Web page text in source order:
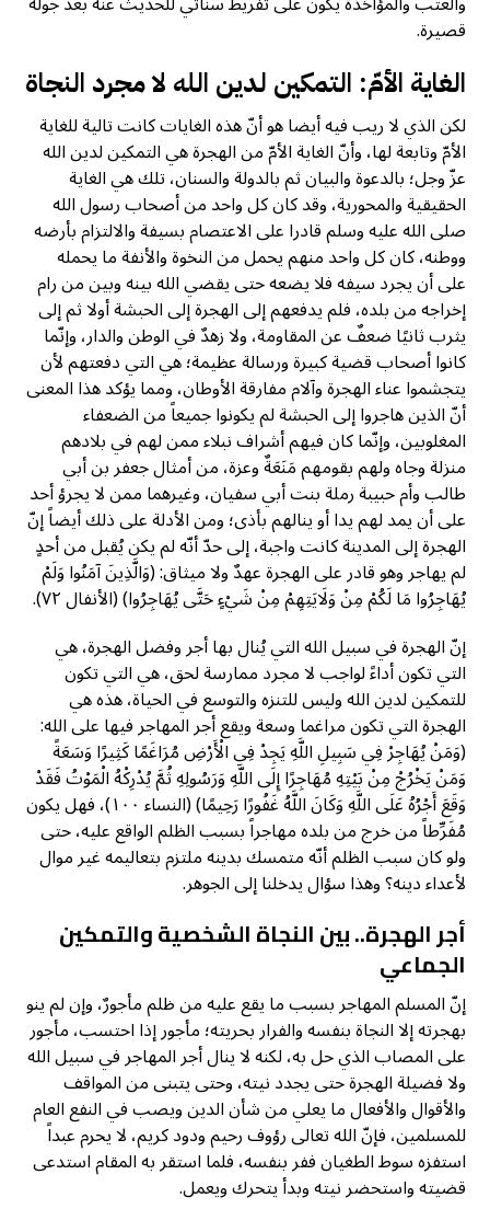
قصيرة.
الغاية الأمّ: التمكين لدين الله لا مجرد النجاة
لكن الذي لا ريب فيه أيضا هو أنّ هذه الغايات كانت تالية للغاية
الأمّ وتابعة لها، وأنّ الغاية الأمّ من الهجرة هي التمكين لدين الله
عزّ وجل؛ بالدعوة والبيان ثم بالدولة والسنان، تلك هي الغاية
الحقيقية والمحورية، وقد كان كل واحد من أصحاب رسول الله
صلى الله عليه وسلم قادرا على الاعتصام بسيفة والالتزام بأرضه
ووطنه، كان كل واحد منهم يحمل من النخوة والأنفة ما يحمله
على أن يجرد سيفه فلا يضعه حتى يقضي الله بينه وبين من رام
إخراجه من بلده، فلم يدفعهم إلى الهجرة إلى الحبشة أولا ثم إلى
يثرب ثانيًا ضعفٌ عن المقاومة، ولا زهدٌ في الوطن والدار، وإنّما
كانوا أصحاب قضية كبيرة ورسالة عظيمة؛ هي التي دفعتهم لأن
يتجشموا عناء الهجرة وآلام مفارقة الأوطان، ومما يؤكد هذا المعنى
أنّ الذين هاجروا إلى الحبشة لم يكونوا جميعاً من الضعفاء
المغلوبين، وإنّما كان فيهم أشراف نبلاء ممن لهم في بلادهم
منزلة وجاه ولهم بقومهم مَنَعَةٌ وعزة، من أمثال جعفر بن أبي
طالب وأم حبيبة رملة بنت أبي سفيان، وغيرهما ممن لا يجرؤ أحد
على أن يمد لهم يدا أو ينالهم بأذى؛ ومن الأدلة على ذلك أيضاً إنّ
الهجرة إلى المدينة كانت واجبة، إلى حدّ أنّه لم يكن يُقبل من أحدٍ
لم يهاجر وهو قادر على الهجرة عهدٌ ولا ميثاق: (وَالَّذِينَ آمَنُوا وَلَمْ
يُهَاجِرُوا مَا لَكُمْ مِنْ وَلَايَتِهِمْ مِنْ شَيْءٍ حَتَّى يُهَاجِرُوا) (الأنفال ٧٢).
إنّ الهجرة في سبيل الله التي يُنال بها أجر وفضل الهجرة، هي
التي تكون أداءً لواجب لا مجرد ممارسة لحق، هي التي تكون
للتمكين لدين الله وليس للتنزه والتوسع في الحياة، هذه هي
الهجرة التي تكون مراغما وسعة ويقع أجر المهاجر فيها على الله:
(وَمَنْ يُهَاجِرْ فِي سَبِيلِ اللَّهِ يَجِدْ فِي الْأَرْضِ مُرَاغَمًا كَثِيرًا وَسَعَةً
وَمَنْ يَخْرُجْ مِنْ بَيْتِهِ مُهَاجِرًا إِلَى اللَّهِ وَرَسُولِهِ ثُمَّ يُدْرِكْهُ الْمَوْتُ فَقَدْ
وَقَعَ أَجْرُهُ عَلَى اللَّهِ وَكَانَ اللَّهُ غَفُورًا رَحِيمًا) (النساء ١٠٠)، فهل يكون
مُفَرِّطاً من خرج من بلده مهاجراً بسبب الظلم الواقع عليه، حتى
ولو كان سبب الظلم أنّه متمسك بدينه ملتزم بتعاليمه غير موال
لأعداء دينه؟ وهذا سؤال يدخلنا إلى الجوهر.
أجر الهجرة.. بين النجاة الشخصية والتمكين
الجماعي
إنّ المسلم المهاجر بسبب ما يقع عليه من ظلم مأجورٌ، وإن لم ينو
بهجرته إلا النجاة بنفسه والفرار بحريته؛ مأجور إذا احتسب، مأجور
على المصاب الذي حل به، لكنه لا ينال أجر المهاجر في سبيل الله
ولا فضيلة الهجرة حتى يجدد نيته، وحتى يتبنى من المواقف
والأقوال والأفعال ما يعلي من شأن الدين ويصب في النفع العام
للمسلمين، فإنّ الله تعالى رؤوف رحيم ودود كريم، لا يحرم عبداً
استفزه سوط الطغيان ففر بنفسه، فلما استقر به المقام استدعى
قضيته واستحضر نيته وبدأ يتحرك ويعمل.